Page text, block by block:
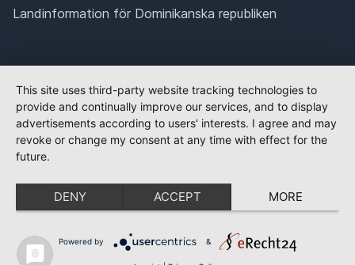
Landinformation för Dominikanska republiken
This site uses third-party website tracking technologies to
provide and continually improve our services, and to display
advertisements according to users' interests. I agree and may
revoke or change my consent at any time with effect for the
future.
DENY ACCEPT MORE
Powered by &